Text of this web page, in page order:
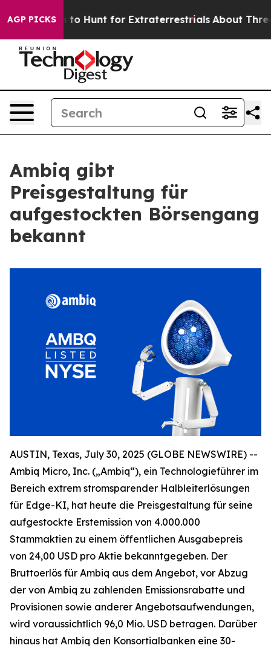
AGP PICKS
Lifeform to Hunt for Extraterrestrials About Three
Ambiq gibt
Preisgestaltung für
aufgestockten Börsengang
bekannt
AUSTIN, Texas, July 30, 2025 (GLOBE NEWSWIRE) --
Ambiq Micro, Inc. („Ambiq“), ein Technologieführer im
Bereich extrem stromsparender Halbleiterlösungen
für Edge-KI, hat heute die Preisgestaltung für seine
aufgestockte Erstemission von 4.000.000
Stammaktien zu einem öffentlichen Ausgabepreis
von 24,00 USD pro Aktie bekanntgegeben. Der
Bruttoerlös für Ambiq aus dem Angebot, vor Abzug
der von Ambiq zu zahlenden Emissionsrabatte und
Provisionen sowie anderer Angebotsaufwendungen,
wird voraussichtlich 96,0 Mio. USD betragen. Darüber
hinaus hat Ambiq den Konsortialbanken eine 30-